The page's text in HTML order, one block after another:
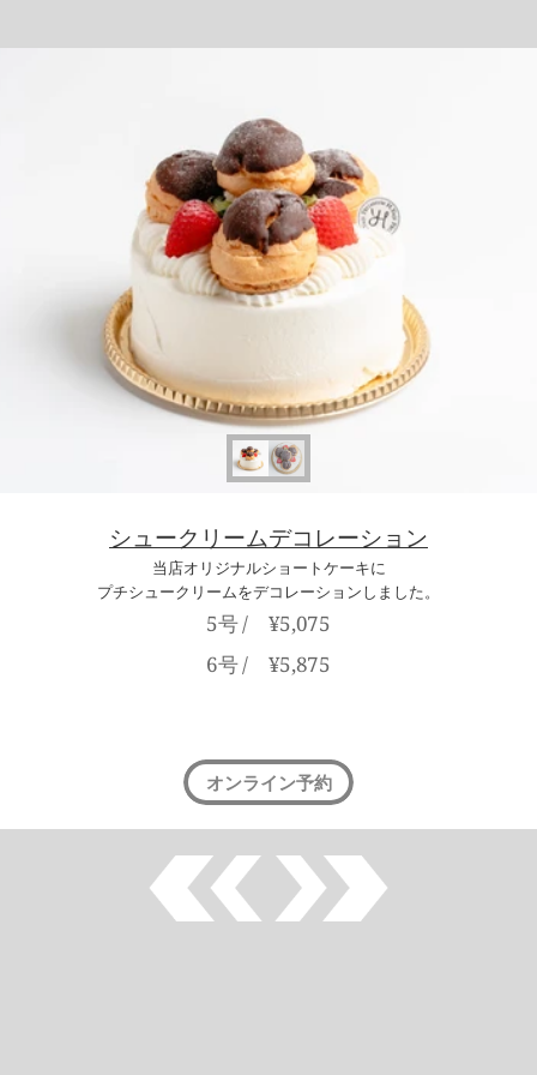
シュークリームデコレーション
当店オリジナルショートケーキに
プチシュークリームをデコレーションしました。
5号 /　¥5,075
6号 /　¥5,875
オンライン予約